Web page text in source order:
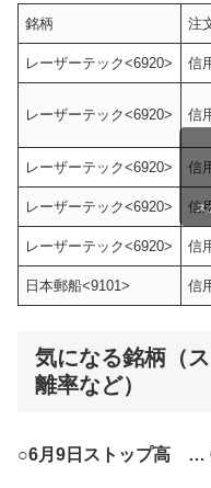
銘柄 注
レーザーテック<6920> 信
レーザーテック<6920> 信
レーザーテック<6920> 信
レーザーテック<6920> 信
レーザーテック<6920> 信
日本郵船<9101> 信
ス
気になる銘柄（
離率など）
○6月9日ストップ高 …